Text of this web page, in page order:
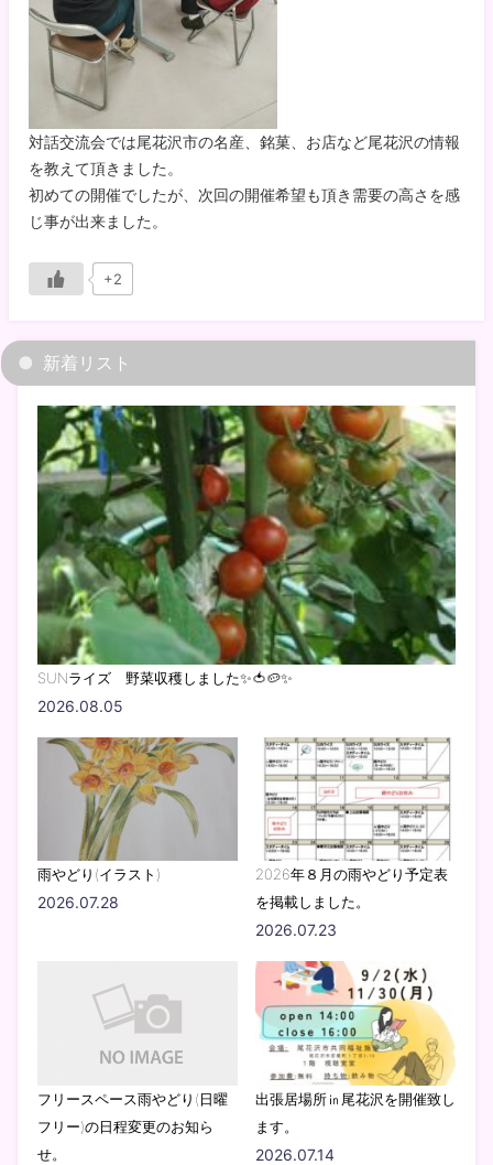
対話交流会では尾花沢市の名産、銘菓、お店など尾花沢の情報
を教えて頂きました。
初めての開催でしたが、次回の開催希望も頂き需要の高さを感
じ事が出来ました。
+2
新着リスト
SUNライズ 野菜収穫しました✨🍅🥔✨
2026.08.05
雨やどり(イラスト)
2026.07.28
2026年８月の雨やどり予定表
を掲載しました。
2026.07.23
フリースペース雨やどり(日曜
フリー)の日程変更のお知ら
せ。
出張居場所㏌尾花沢を開催致し
ます。
2026.07.14